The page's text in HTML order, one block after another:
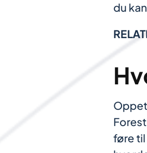
du
føre